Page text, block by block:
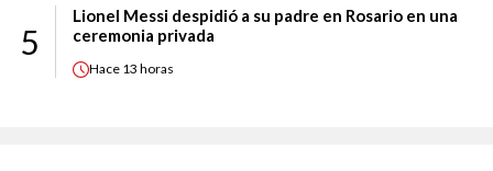
5
Lionel Messi despidió a su padre en Rosario en una
ceremonia privada
Hace 13 horas